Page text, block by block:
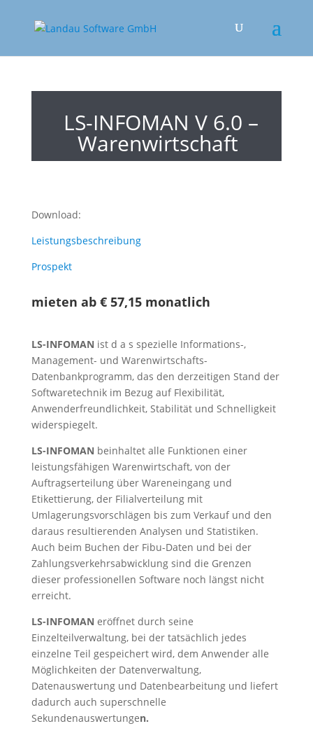
LS-INFOMAN V 6.0 –
Warenwirtschaft
Download:
Leistungsbeschreibung
Prospekt
mieten ab € 57,15 monatlich
LS-INFOMAN ist d a s spezielle Informations-,
Management- und Warenwirtschafts-
Datenbankprogramm, das den derzeitigen Stand der
Softwaretechnik im Bezug auf Flexibilität,
Anwenderfreundlichkeit, Stabilität und Schnelligkeit
widerspiegelt.
LS-INFOMAN beinhaltet alle Funktionen einer
leistungsfähigen Warenwirtschaft, von der
Auftragserteilung über Wareneingang und
Etikettierung, der Filialverteilung mit
Umlagerungsvorschlägen bis zum Verkauf und den
daraus resultierenden Analysen und Statistiken.
Auch beim Buchen der Fibu-Daten und bei der
Zahlungsverkehrsabwicklung sind die Grenzen
dieser professionellen Software noch längst nicht
erreicht.
LS-INFOMAN eröffnet durch seine
Einzelteilverwaltung, bei der tatsächlich jedes
einzelne Teil gespeichert wird, dem Anwender alle
Möglichkeiten der Datenverwaltung,
Datenauswertung und Datenbearbeitung und liefert
dadurch auch superschnelle
Sekundenauswertungen.